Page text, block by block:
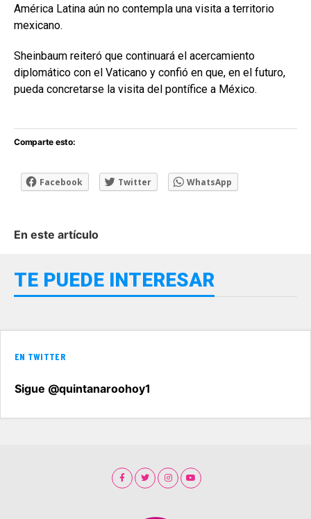
América Latina aún no contempla una visita a territorio
mexicano.
Sheinbaum reiteró que continuará el acercamiento
diplomático con el Vaticano y confió en que, en el futuro,
pueda concretarse la visita del pontífice a México.
Comparte esto:
Facebook Twitter WhatsApp
En este artículo
TE PUEDE INTERESAR
EN TWITTER
Sigue @quintanaroohoy1